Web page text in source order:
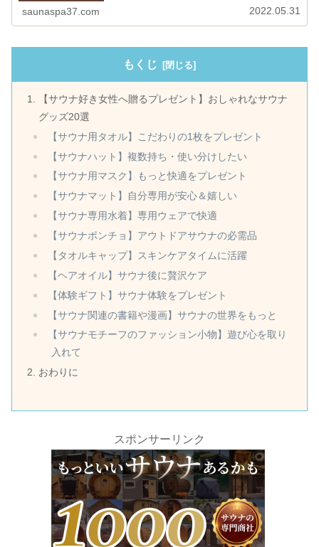
saunaspa37.com 2022.05.31
もくじ
【サウナ好き女性へ贈るプレゼント】おしゃれなサウナ
グッズ20選
【サウナ用タオル】こだわりの1枚をプレゼント
【サウナハット】複数持ち・使い分けしたい
【サウナ用マスク】もっと快適をプレゼント
【サウナマット】自分専用が安心＆嬉しい
【サウナ専用水着】専用ウェアで快適
【サウナポンチョ】アウトドアサウナの必需品
【タオルキャップ】スキンケアタイムに活躍
【ヘアオイル】サウナ後に贅沢ケア
【体験ギフト】サウナ体験をプレゼント
【サウナ関連の書籍や漫画】サウナの世界をもっと
【サウナモチーフのファッション小物】遊び心を取り
入れて
おわりに
スポンサーリンク